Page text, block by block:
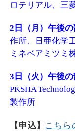
ロテリアル、三
2日（月）午後の
作所、日亜化学
ミネベアミツミ
3日（火）午後の
PKSHA
製作所
【申込】 こちら